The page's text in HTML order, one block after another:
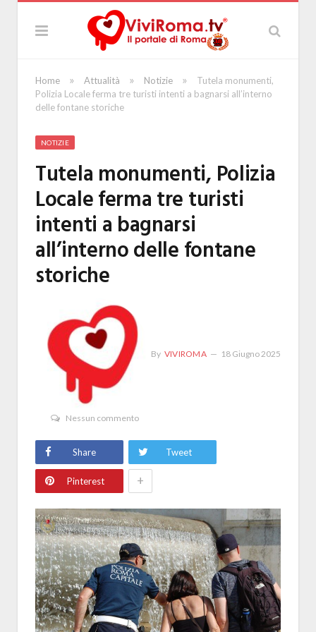
Home » Attualità » Notizie »
Tutela monumenti,
Polizia Locale ferma tre turisti intenti a bagnarsi all’interno
delle fontane storiche
NOTIZIE
Tutela monumenti, Polizia
Locale ferma tre turisti
intenti a bagnarsi
all’interno delle fontane
storiche
By VIVIROMA 18 Giugno 2025
Nessun commento
Share Tweet
Pinterest +